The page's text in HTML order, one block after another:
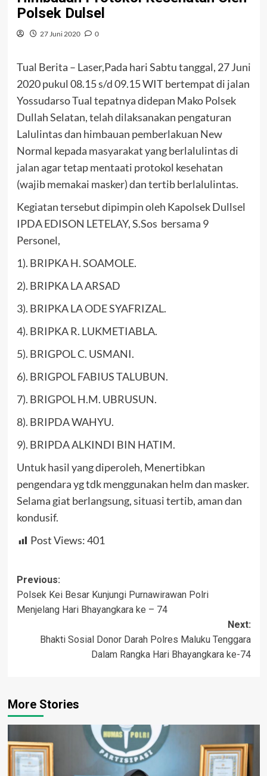
Polsek Dulsel
27 Juni 2020 0
Tual Berita – Laser,Pada hari Sabtu tanggal, 27 Juni
2020 pukul 08.15 s/d 09.15 WIT bertempat di jalan
Yossudarso Tual tepatnya didepan Mako Polsek
Dullah Selatan, telah dilaksanakan pengaturan
Lalulintas dan himbauan pemberlakuan New
Normal kepada masyarakat yang berlalulintas di
jalan agar tetap mentaati protokol kesehatan
(wajib memakai masker) dan tertib berlalulintas.
Kegiatan tersebut dipimpin oleh Kapolsek Dullsel
IPDA EDISON LETELAY, S.Sos bersama 9
Personel,
1). BRIPKA H. SOAMOLE.
2). BRIPKA LA ARSAD
3). BRIPKA LA ODE SYAFRIZAL.
4). BRIPKA R. LUKMETIABLA.
5). BRIGPOL C. USMANI.
6). BRIGPOL FABIUS TALUBUN.
7). BRIGPOL H.M. UBRUSUN.
8). BRIPDA WAHYU.
9). BRIPDA ALKINDI BIN HATIM.
Untuk hasil yang diperoleh, Menertibkan
pengendara yg tdk menggunakan helm dan masker.
Selama giat berlangsung, situasi tertib, aman dan
kondusif.
Post Views:401
Post
navigation
Previous:
Polsek Kei Besar Kunjungi Purnawirawan Polri
Menjelang Hari Bhayangkara ke – 74
Next:
Bhakti Sosial Donor Darah Polres Maluku Tenggara
Dalam Rangka Hari Bhayangkara ke-74
More Stories